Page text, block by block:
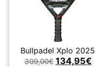
Bullpadel Xplo 2025
309,00€ 134,95€